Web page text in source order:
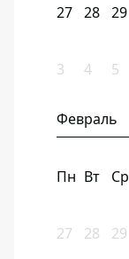
27 28 29
3 4 5
Февраль
Пн Вт Ср
27 28 29